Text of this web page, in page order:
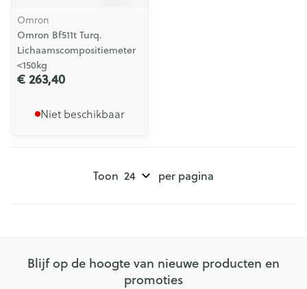
Omron
Omron Bf511t Turq.
Lichaamscompositiemeter
<150kg
€ 263,40
Niet beschikbaar
Toon per pagina
Blijf op de hoogte van nieuwe producten en
promoties